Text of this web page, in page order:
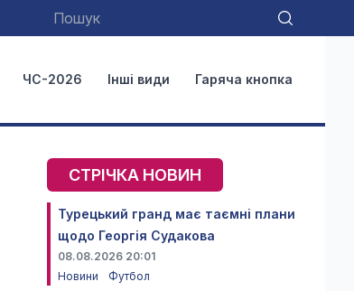
ЧС-2026 Інші види Гаряча кнопка
СТРІЧКА НОВИН
Турецький гранд має таємні плани
щодо Георгія Судакова
08.08.2026 20:01
Новини
Футбол